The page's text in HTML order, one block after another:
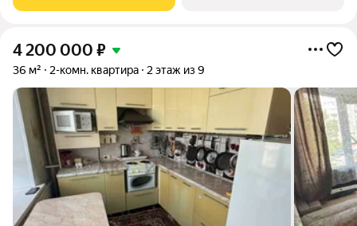
4 200 000 ₽
36 м² 2-комн. квартира 2 этаж из 9